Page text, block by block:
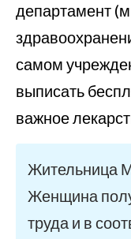
департамент
самом
выписать
важное
Жительница
Женщина
труда и в